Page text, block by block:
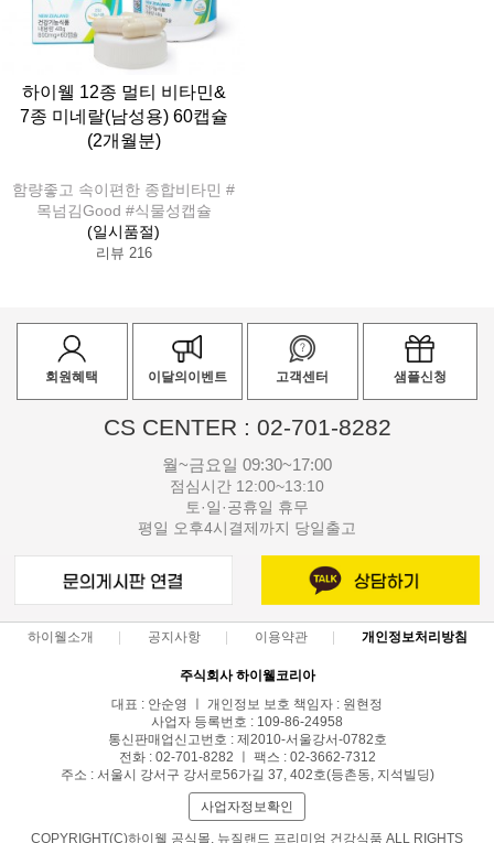
하이웰 12종 멀티 비타민&
7종 미네랄(남성용) 60캡슐
(2개월분)
함량좋고 속이편한 종합비타민 #
목넘김Good #식물성캡슐
(일시품절)
리뷰 216
회원혜택 이달의이벤트 고객센터 샘플신청
CS CENTER : 02-701-8282
월~금요일 09:30~17:00
점심시간 12:00~13:10
토·일·공휴일 휴무
평일 오후4시결제까지 당일출고
하이웰소개 공지사항 이용약관 개인정보처리방침
주식회사 하이웰코리아
대표 : 안순영 ㅣ 개인정보 보호 책임자 : 원현정
사업자 등록번호 : 109-86-24958
통신판매업신고번호 : 제2010-서울강서-0782호
전화 : 02-701-8282 ㅣ 팩스 : 02-3662-7312
주소 : 서울시 강서구 강서로56가길 37, 402호(등촌동, 지석빌딩)
사업자정보확인
COPYRIGHT(C)하이웰 공식몰, 뉴질랜드 프리미엄 건강식품 ALL RIGHTS